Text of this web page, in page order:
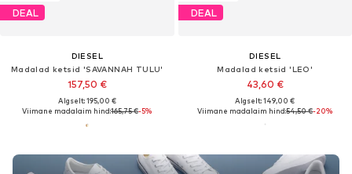
DEAL
DIESEL
Madalad ketsid 'SAVANNAH TULU'
157,50 €
Algselt: 195,00 €
Viimane madalaim hind:165,75 €-5%
DEAL
DIESEL
Madalad ketsid 'LEO'
43,60 €
Algselt: 149,00 €
Viimane madalaim hind:54,50 €-20%